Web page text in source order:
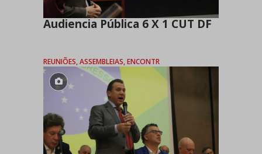
Audiencia Pública 6 X 1 CUT DF
REUNIÕES, ASSEMBLEIAS, ENCONTR